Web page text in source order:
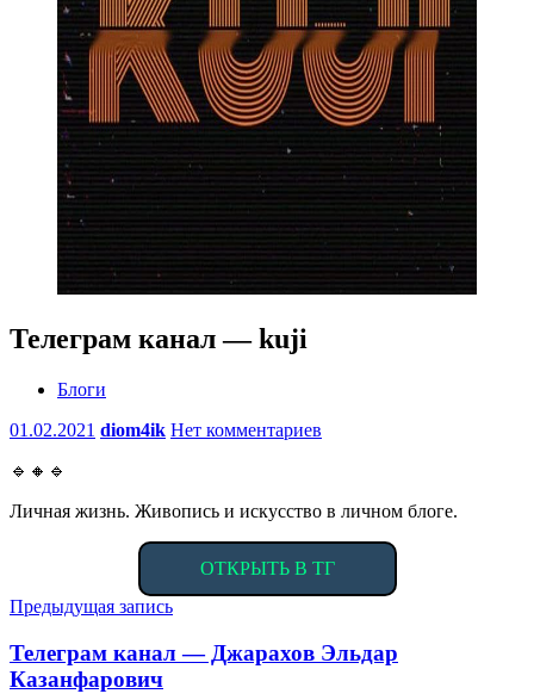
Телеграм канал — kuji
Блоги
01.02.2021 diom4ik Нет комментариев
🔹🔸🔹
Личная жизнь. Живопись и искусство в личном блоге.
ОТКРЫТЬ В ТГ
Навигация
по
записям
Предыдущая запись
Телеграм канал — Джарахов Эльдар
Казанфарович